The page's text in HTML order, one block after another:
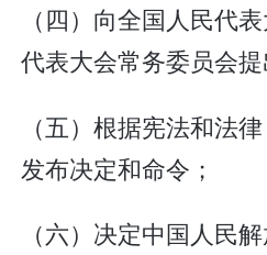
（四）向全国人民代
代表大会常务委员会提
（五）根据宪法和法
发布决定和命令；
（六）决定中国人民